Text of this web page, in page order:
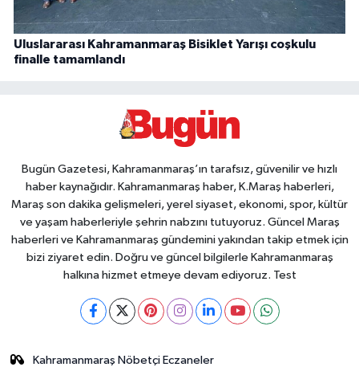
Uluslararası Kahramanmaraş Bisiklet Yarışı coşkulu
finalle tamamlandı
Bugün Gazetesi, Kahramanmaraş’ın tarafsız, güvenilir ve hızlı
haber kaynağıdır. Kahramanmaraş haber, K.Maraş haberleri,
Maraş son dakika gelişmeleri, yerel siyaset, ekonomi, spor, kültür
ve yaşam haberleriyle şehrin nabzını tutuyoruz. Güncel Maraş
haberleri ve Kahramanmaraş gündemini yakından takip etmek için
bizi ziyaret edin. Doğru ve güncel bilgilerle Kahramanmaraş
halkına hizmet etmeye devam ediyoruz. Test
Kahramanmaraş Nöbetçi Eczaneler